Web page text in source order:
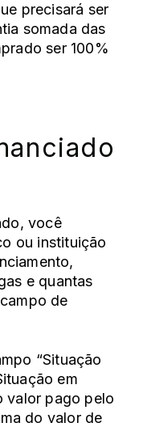
precisará ser
somada das
ser 100%
você
ou instituição
e quantas
de
“Situação
em
valor pago pelo
do valor de